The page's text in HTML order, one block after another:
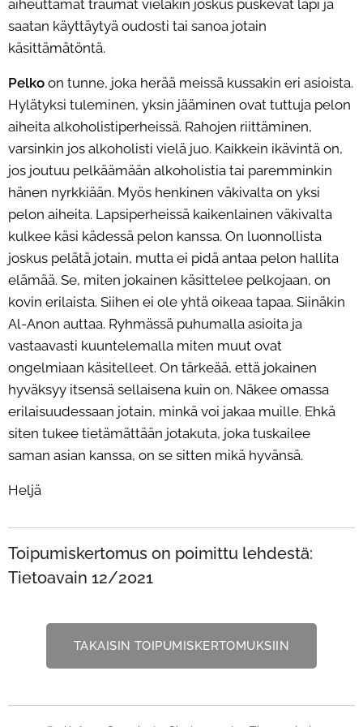
aiheuttamat traumat vieläkin joskus puskevat läpi ja
saatan käyttäytyä oudosti tai sanoa jotain
käsittämätöntä.
Pelko on tunne, joka herää meissä kussakin eri asioista.
Hylätyksi tuleminen, yksin jääminen ovat tuttuja pelon
aiheita alkoholistiperheissä. Rahojen riittäminen,
varsinkin jos alkoholisti vielä juo. Kaikkein ikävintä on,
jos joutuu pelkäämään alkoholistia tai paremminkin
hänen nyrkkiään. Myös henkinen väkivalta on yksi
pelon aiheita. Lapsiperheissä kaikenlainen väkivalta
kulkee käsi kädessä pelon kanssa. On luonnollista
joskus pelätä jotain, mutta ei pidä antaa pelon hallita
elämää. Se, miten jokainen käsittelee pelkojaan, on
kovin erilaista. Siihen ei ole yhtä oikeaa tapaa. Siinäkin
Al-Anon auttaa. Ryhmässä puhumalla asioita ja
vastaavasti kuuntelemalla miten muut ovat
ongelmiaan käsitelleet. On tärkeää, että jokainen
hyväksyy itsensä sellaisena kuin on. Näkee omassa
erilaisuudessaan jotain, minkä voi jakaa muille. Ehkä
siten tukee tietämättään jotakuta, joka tuskailee
saman asian kanssa, on se sitten mikä hyvänsä.
Heljä
Toipumiskertomus on poimittu lehdestä:
Tietoavain 12/2021
TAKAISIN TOIPUMISKERTOMUKSIIN